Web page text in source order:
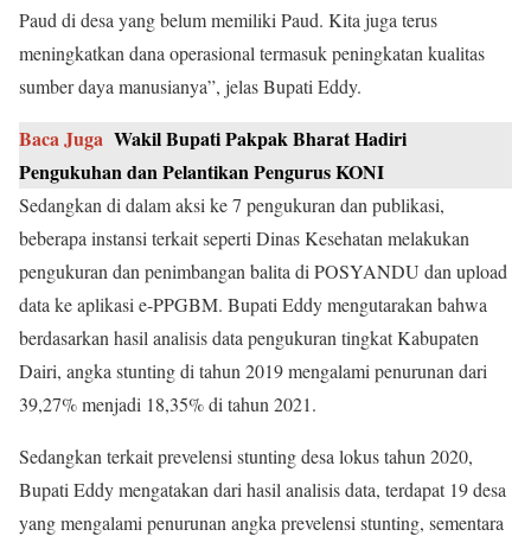
Paud di desa yang belum memiliki Paud. Kita juga terus
meningkatkan dana operasional termasuk peningkatan kualitas
sumber daya manusianya”, jelas Bupati Eddy.
Baca Juga Wakil Bupati Pakpak Bharat Hadiri
Pengukuhan dan Pelantikan Pengurus KONI
Sedangkan di dalam aksi ke 7 pengukuran dan publikasi,
beberapa instansi terkait seperti Dinas Kesehatan melakukan
pengukuran dan penimbangan balita di POSYANDU dan upload
data ke aplikasi e-PPGBM. Bupati Eddy mengutarakan bahwa
berdasarkan hasil analisis data pengukuran tingkat Kabupaten
Dairi, angka stunting di tahun 2019 mengalami penurunan dari
39,27% menjadi 18,35% di tahun 2021.
Sedangkan terkait prevelensi stunting desa lokus tahun 2020,
Bupati Eddy mengatakan dari hasil analisis data, terdapat 19 desa
yang mengalami penurunan angka prevelensi stunting, sementara